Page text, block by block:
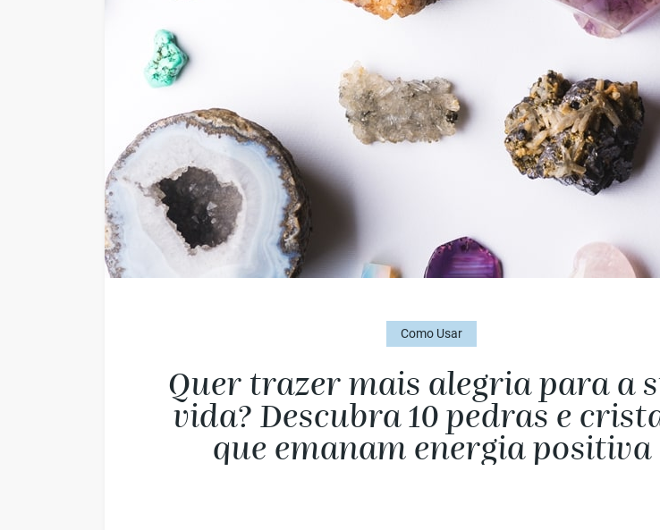
Como Usar
Quer trazer mais alegria para a
vida? Descubra 10 pedras e
que emanam energia positiva